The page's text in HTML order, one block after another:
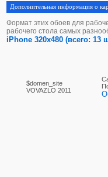
Дополнительная информация о
Формат этих обоев для
рабочего стола самых
iPhone 320x480 (всего: 13
$domen_site
VOVAZLO 2011